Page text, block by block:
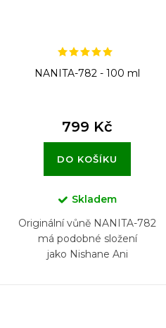
NANITA-782 - 100 ml
799 Kč
DO KOŠÍKU
Skladem
Originální vůně NANITA-782
má podobné složení
jako Nishane Ani